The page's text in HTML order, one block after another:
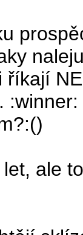
říkají
ale